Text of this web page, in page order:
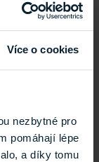
Více o cookies
nezbytné pro
pomáhají lépe
a díky tomu
ochrana